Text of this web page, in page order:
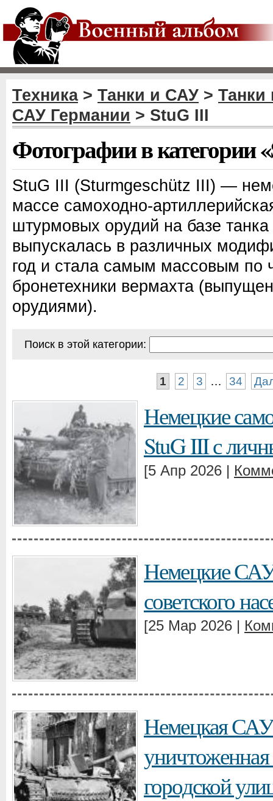
Техника> Танки и САУ > Танки
САУ Германии > StuG III
Фотографии в категории
StuG III (Sturmgeschütz III) —
массе самоходно-
штурмовых орудий на базе
выпускалась в различных
год и стала самым массовым по
бронетехники вермахта
орудиями).
Поиск в этой категории:
1 2 3 … 34
Немецкие
StuG III с
[5 Апр 2026 |
Немецкие
советского
[25 Мар 2026 |
Немецкая
уничтоженная
городской